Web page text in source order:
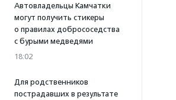
Автовладельцы Камчатки
могут получить стикеры
о правилах добрососедства
с бурыми медведями
18:02
Для родственников
пострадавших в результате